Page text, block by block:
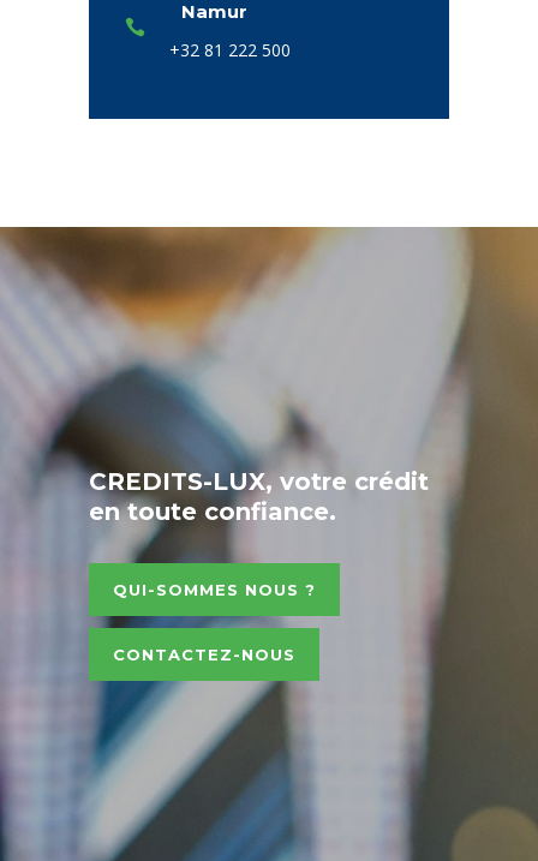
Namur
+32 81 222 500
CREDITS-LUX, votre crédit
en toute confiance.
QUI-SOMMES NOUS ?
CONTACTEZ-NOUS